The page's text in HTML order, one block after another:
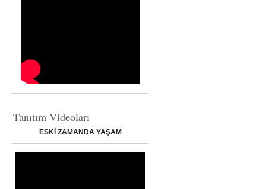
Tanıtım Videoları
ESKİ ZAMANDA YAŞAM